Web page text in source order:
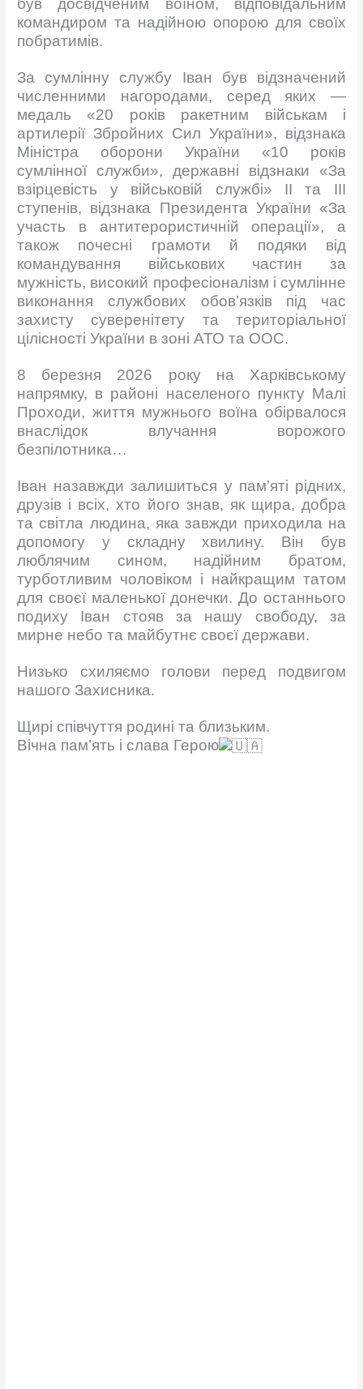
був досвідченим воїном, відповідальним
командиром та надійною опорою для своїх
побратимів.
За сумлінну службу Іван був відзначений
численними нагородами, серед яких —
медаль «20 років ракетним військам і
артилерії Збройних Сил України», відзнака
Міністра оборони України «10 років
сумлінної служби», державні відзнаки «За
взірцевість у військовій службі» II та III
ступенів, відзнака Президента України «За
участь в антитерористичній операції», а
також почесні грамоти й подяки від
командування військових частин за
мужність, високий професіоналізм і сумлінне
виконання службових обов’язків під час
захисту суверенітету та територіальної
цілісності України в зоні АТО та ООС.
8 березня 2026 року на Харківському
напрямку, в районі населеного пункту Малі
Проходи, життя мужнього воїна обірвалося
внаслідок влучання ворожого
безпілотника…
Іван назавжди залишиться у пам’яті рідних,
друзів і всіх, хто його знав, як щира, добра
та світла людина, яка завжди приходила на
допомогу у складну хвилину. Він був
люблячим сином, надійним братом,
турботливим чоловіком і найкращим татом
для своєї маленької донечки. До останнього
подиху Іван стояв за нашу свободу, за
мирне небо та майбутнє своєї держави.
Низько схиляємо голови перед подвигом
нашого Захисника.
Щирі співчуття родині та близьким.
Вічна пам’ять і слава Герою